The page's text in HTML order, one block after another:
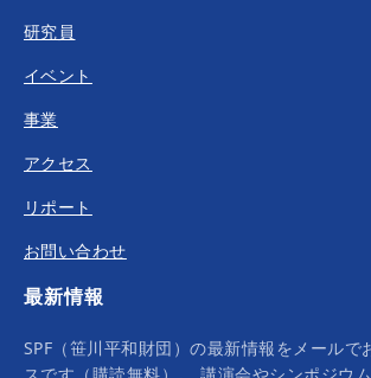
研究員
イベント
事業
アクセス
リポート
お問い合わせ
最新情報
SPF（笹川平和財団）の最新情報をメールで